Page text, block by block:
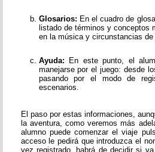
Glosarios: En el cuadro de
listado de términos y conceptos
en la música y circunstancias de
Ayuda: En este punto, el
manejarse por el juego: desde
pasando por el modo de
escenarios.
El paso por estas informaciones,
la aventura, como veremos más
alumno puede comenzar el viaje
acceso le pedirá que introduzca el
vez registrado, habrá de decidir si